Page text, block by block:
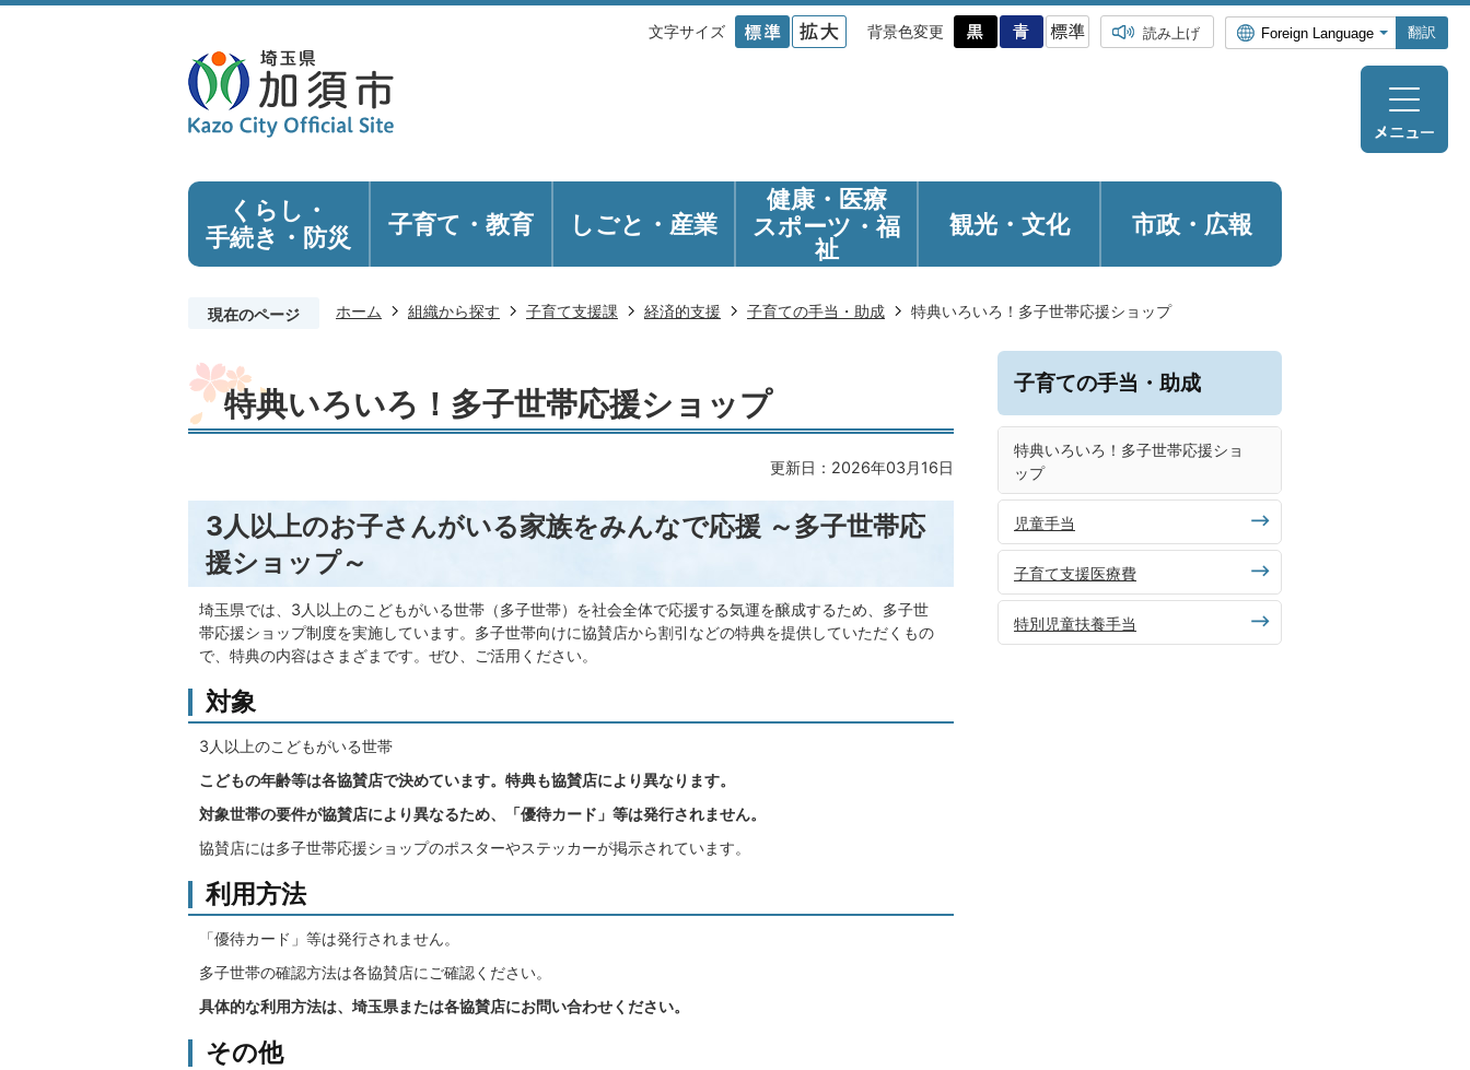
文字サイズ 背景色変更 読み上げ 翻訳
くらし・
手続き ・防災 子育て・教育 しごと・産業
健康・医療
スポーツ・福
祉
観光・ 文化 市政・広報
現在のページ ホーム 組織から探す 子育て支援課 経済的支援 子育ての手当・助成 特典いろいろ！多子世帯応援ショップ
特典いろいろ！多子世帯応援ショップ
更新日：2026年03月16日
3人以上のお子さんがいる家族をみんなで応援 ～多子世帯応
援ショップ～
埼玉県では、3人以上のこどもがいる世帯（多子世帯）を社会全体で応援する気運を醸成するため、多子世
帯応援ショップ制度を実施しています。多子世帯向けに協賛店から割引などの特典を提供していただくもの
で、特典の内容はさまざまです。ぜひ、ご活用ください。
対象
3人以上のこどもがいる世帯
こどもの年齢等は各協賛店で決めています。特典も協賛店により異なります。
対象世帯の要件が協賛店により異なるため、「優待カード」等は発行されません。
協賛店には多子世帯応援ショップのポスターやステッカーが掲示されています。
利用方法
「優待カード」等は発行されません。
多子世帯の確認方法は各協賛店にご確認ください。
具体的な利用方法は、埼玉県または各協賛店にお問い合わせください。
その他
子育ての手当・助成
特典いろいろ！多子世帯応援ショ
ップ
児童手当
子育て支援医療費
特別児童扶養手当